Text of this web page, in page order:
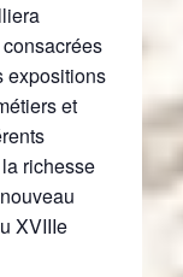
expositions
et
richesse
XVIIIe